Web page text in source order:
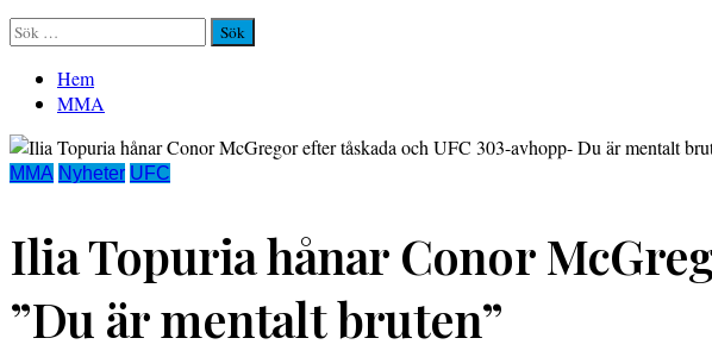
Sök
efter:
Hem
MMA
MMA Nyheter UFC
Ilia Topuria hånar Conor
”Du är mentalt bruten”